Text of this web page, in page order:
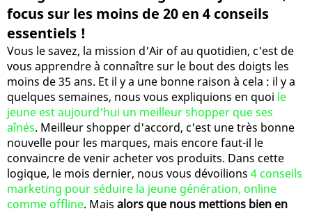
focus sur les moins de 20 en 4 conseils
essentiels !
Vous le savez, la mission d'Air of au quotidien, c'est de
vous apprendre à connaître sur le bout des doigts les
moins de 35 ans. Et il y a une bonne raison à cela : il y a
quelques semaines, nous vous expliquions en quoi le
jeune est aujourd'hui un meilleur shopper que ses
aînés. Meilleur shopper d'accord, c'est une très bonne
nouvelle pour les marques, mais encore faut-il le
convaincre de venir acheter vos produits. Dans cette
logique, le mois dernier, nous vous dévoilions 4 conseils
marketing pour séduire la jeune génération, online
comme offline. Mais alors que nous mettions bien en